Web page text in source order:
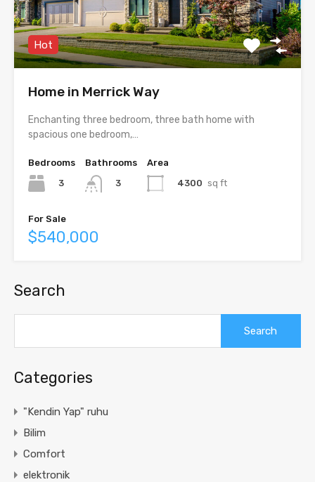
Hot
Home in Merrick Way
Enchanting three bedroom, three bath home with
spacious one bedroom,…
Bedrooms
3
Bathrooms
3
Area
4300 sq ft
For Sale
$540,000
Search
Categories
"Kendin Yap" ruhu
Bilim
Comfort
elektronik